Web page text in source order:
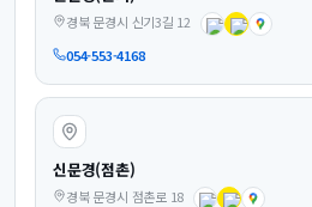
경북 문경시 신기3길 12
054-553-4168
신문경(점촌)
경북 문경시 점촌로 18